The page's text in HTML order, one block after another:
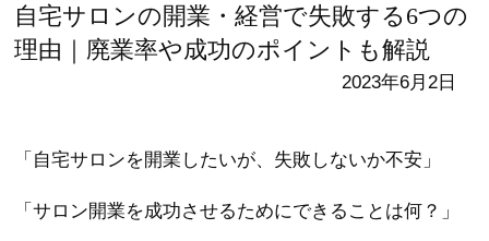
自宅サロンの開業・経営で失敗する6つの
理由｜廃業率や成功のポイントも解説
2023年6月2日
「自宅サロンを開業したいが、失敗しないか不安」
「サロン開業を成功させるためにできることは何？」